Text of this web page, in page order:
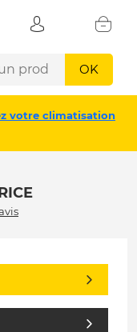
OK
votre climatisation